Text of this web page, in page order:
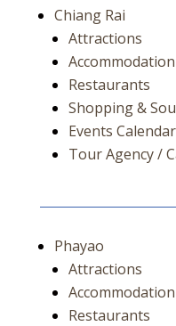
Chiang Rai
Attractions
Accommodation
Restaurants
Shopping &
Events Calendar
Tour Agency /
Phayao
Attractions
Accommodation
Restaurants